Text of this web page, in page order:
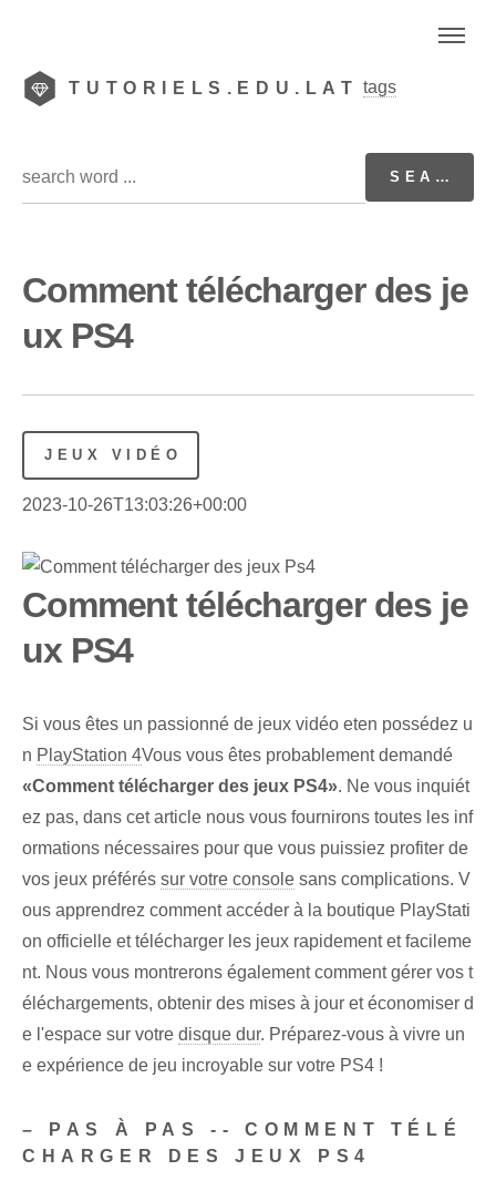
TUTORIELS.EDU.LAT tags
Comment télécharger des je
ux PS4
JEUX VIDÉO
2023-10-26T13:03:26+00:00
Comment télécharger des je
ux PS4
‌Si⁢ vous êtes ⁤un ⁤passionné de jeux vidéo et‍en possédez u
n‍ PlayStation 4Vous vous êtes probablement demandé ⁢
«Comment télécharger des jeux PS4». Ne vous inquiét
ez pas, dans cet article nous vous fournirons toutes les inf
ormations nécessaires pour que vous puissiez profiter de
vos jeux préférés sur votre console sans complications. V
ous apprendrez comment accéder à la boutique PlayStati
on officielle et télécharger les jeux rapidement et facileme
nt. Nous vous montrerons également comment gérer⁢ vos t
éléchargements, obtenir des mises à jour et économiser d
e l'espace sur⁤ votre⁣ disque dur. Préparez-vous à vivre un
e expérience de jeu incroyable sur votre PS4 !
– PAS À PAS -- COMMENT TÉLÉ
CHARGER DES JEUX PS4